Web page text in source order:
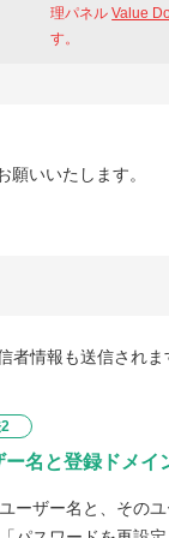
理パネルValue
す。
いいたします。
者情報も送信されま
ー名と登録ドメイ
ーザー名と、その